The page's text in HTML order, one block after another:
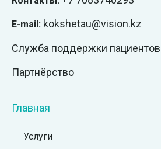
E-mail: kokshetau@vision.kz
Служба поддержки пациентов
Партнёрство
Главная
Услуги